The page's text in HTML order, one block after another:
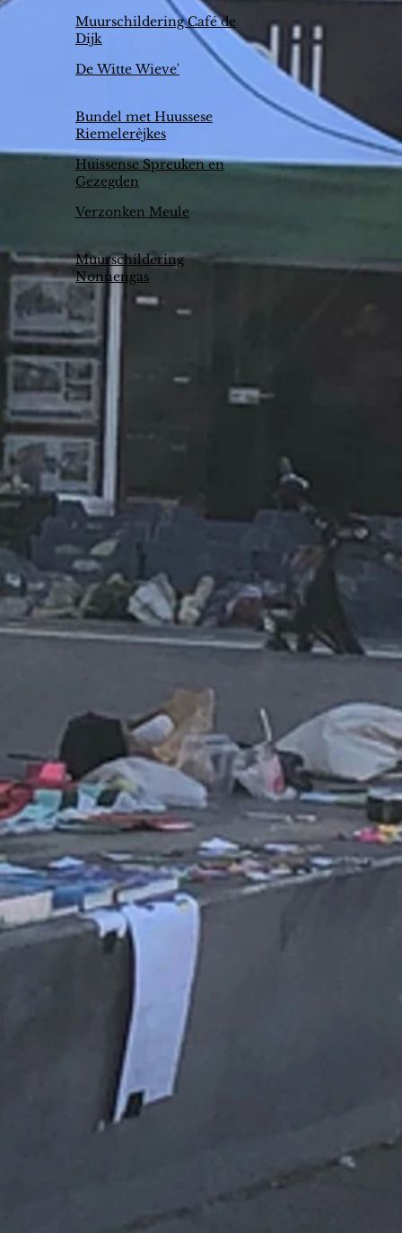
Muurschildering Café de
Dijk
De Witte Wieve'
Bundel met Huussese
Riemelerèjkes
Huissense Spreuken en
Gezegden
Verzonken Meule
Muurschildering
Nonnengas